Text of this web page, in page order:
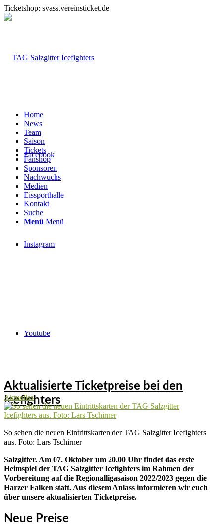
Ticketshop: svass.vereinsticket.de
Facebook
Instagram
Youtube
Home
News
Team
Saison
Tickets
Fanshop
Sponsoren
Nachwuchs
Medien
Eissporthalle
Kontakt
Suche
Menü Menü
Aktualisierte Ticketpreise bei den
Icefighters
Aktuelles
So sehen die neuen Eintrittskarten der TAG Salzgitter Icefighters
aus. Foto: Lars Tschirner
Salzgitter. Am 07. Oktober um 20.00 Uhr findet das erste
Heimspiel der TAG Salzgitter Icefighters im Rahmen der
Vorbereitung auf die Regionalligasaison 2022/2023 gegen die
Harzer Falken statt. Aus diesem Anlass informieren wir euch
über unsere aktualisierten Ticketpreise.
Neue Preise